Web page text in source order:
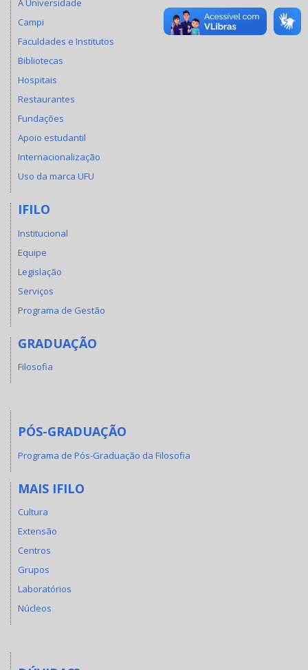
A Universidade
Campi
Faculdades e Institutos
Bibliotecas
Hospitais
Restaurantes
Fundações
Apoio estudantil
Internacionalização
Uso da marca UFU
IFILO
Institucional
Equipe
Legislação
Serviços
Programa de Gestão
GRADUAÇÃO
Filosofia
PÓS-GRADUAÇÃO
Programa de Pós-Graduação da Filosofia
MAIS IFILO
Cultura
Extensão
Centros
Grupos
Laboratórios
Núcleos